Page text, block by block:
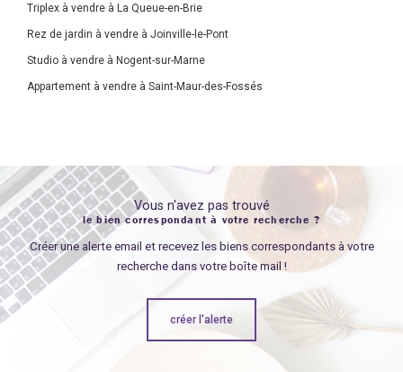
Triplex à vendre à La Queue-en-Brie
Rez de jardin à vendre à Joinville-le-Pont
Studio à vendre à Nogent-sur-Marne
Appartement à vendre à Saint-Maur-des-Fossés
Vous n'avez pas trouvé
le bien correspondant à votre recherche ?
Créer une alerte email et recevez les biens correspondants à votre
recherche dans votre boîte mail !
créer l'alerte